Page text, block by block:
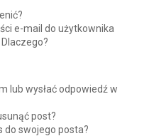
e-mail do użytkownika
lub wysłać odpowiedź w
post?
do swojego posta?